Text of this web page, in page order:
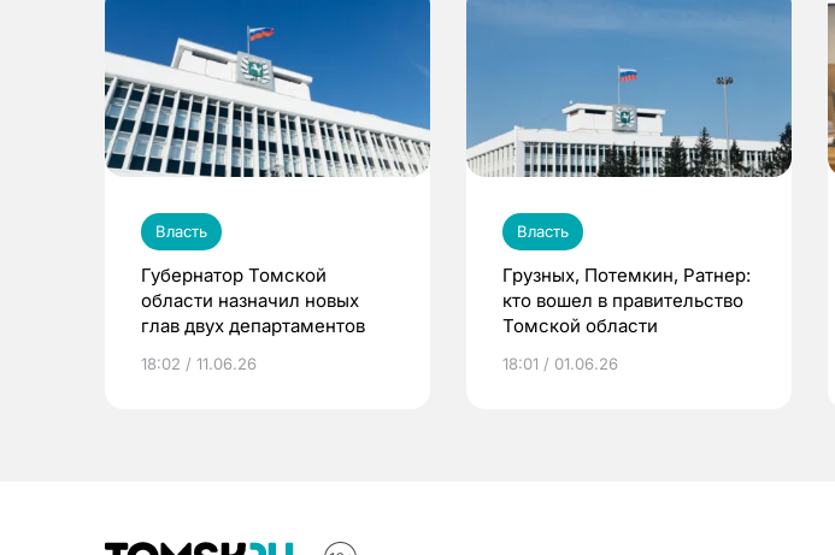
Власть
Губернатор Томской
области назначил новых
глав двух департаментов
18:02 / 11.06.26
Власть
Грузных, Потемкин, Ратнер:
кто вошел в правительство
Томской области
18:01 / 01.06.26